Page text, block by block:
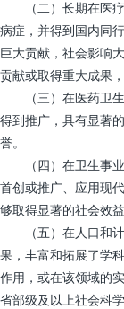
（二）长期在医疗
病症，并得到国内同
巨大贡献，社会影响
贡献或取得重大成果
（三）在医药卫生
得到推广，具有显著
誉。
（四）在卫生事业
首创或推广、应用现
够取得显著的社会效
（五）在人口和计
果，丰富和拓展了学
作用，或在该领域的
省部级及以上社会科